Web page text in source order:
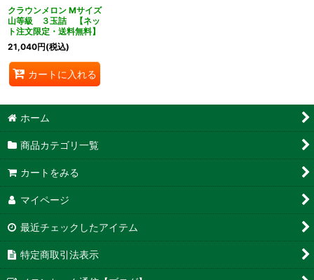
クラウンメロン Mサイズ
山等級 ３玉詰 【ネッ
ト注文限定・送料無料】
21,040円(税込)
カートに入れる
ホーム
商品カテゴリ一覧
カートをみる
マイページ
最近チェックしたアイテム
特定商取引法表示